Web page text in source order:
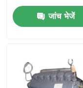
587.5kva Marine
Genset Diesel
जांच भेजें